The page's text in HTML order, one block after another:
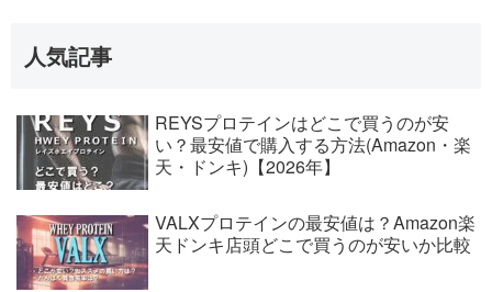
人気記事
REYSプロテインはどこで買うのが安
い？最安値で購入する方法(Amazon・楽
天・ドンキ)【2026年】
VALXプロテインの最安値は？Amazon楽
天ドンキ店頭どこで買うのが安いか比較